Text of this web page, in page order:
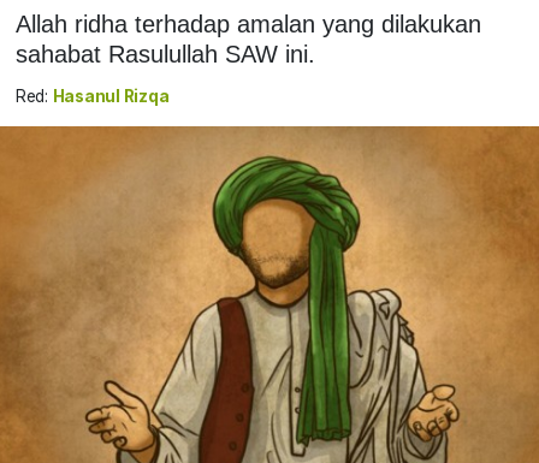
Allah ridha terhadap amalan yang dilakukan
sahabat Rasulullah SAW ini.
Red: Hasanul Rizqa